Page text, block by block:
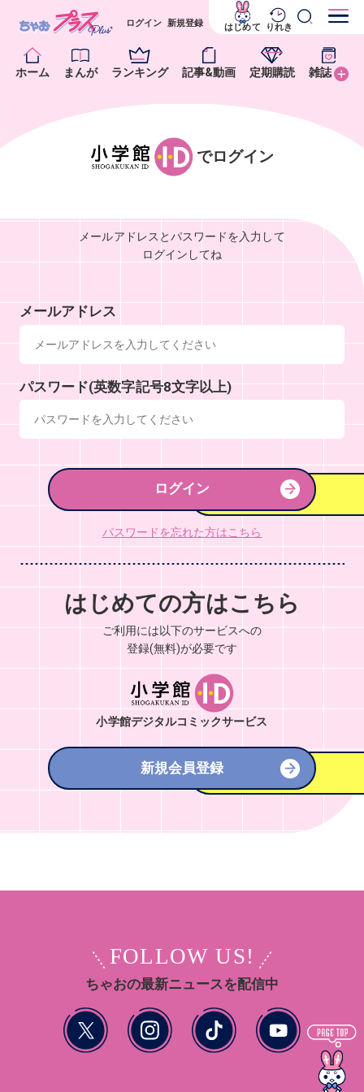
ホーム まんが ランキング 記事&動画 定期購読 雑誌
ログイン 新規登録 はじめて りれき
でログイン
メールアドレスとパスワードを入力して
ログインしてね
メールアドレス
パスワード(英数字記号8文字以上)
ログイン
パスワードを忘れた方はこちら
はじめての方はこちら
ご利用には以下のサービスへの
登録(無料)が必要です
小学館デジタルコミックサービス
新規会員登録
FOLLOW US!
ちゃおの最新ニュースを配信中